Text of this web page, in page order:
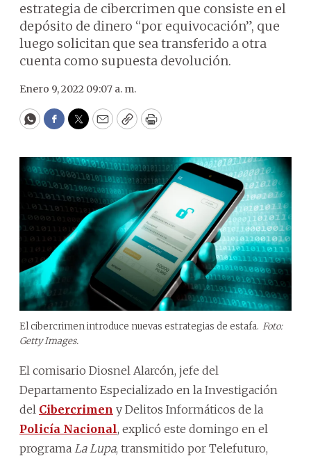
estrategia de cibercrimen que consiste en el
depósito de dinero “por equivocación”, que
luego solicitan que sea transferido a otra
cuenta como supuesta devolución.
Enero 9, 2022 09:07 a. m.
WhatsApp
Facebook
Twitter
EmailCopyPrint
El cibercrimen introduce nuevas estrategias de estafa. Foto:
Getty Images.
El comisario Diosnel Alarcón, jefe del
Departamento Especializado en la Investigación
del Cibercrimen y Delitos Informáticos de la
Policía Nacional, explicó este domingo en el
programa La Lupa, transmitido por Telefuturo,